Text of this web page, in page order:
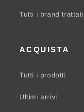
Tutti i brand trattati
ACQUISTA
Tutti i prodotti
Ultimi arrivi